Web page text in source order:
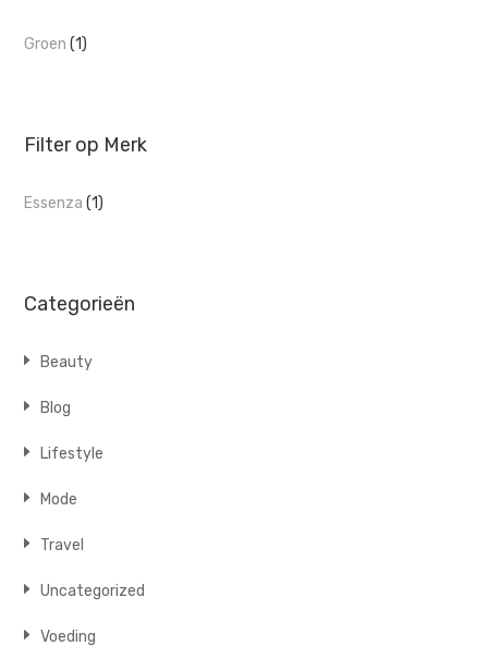
Groen (1)
Filter op Merk
Essenza (1)
Categorieën
Beauty
Blog
Lifestyle
Mode
Travel
Uncategorized
Voeding